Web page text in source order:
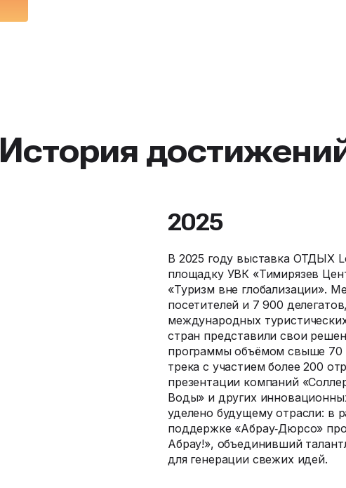
История
2025
В 2025 году выставка ОТДЫХ
площадку УВК «Тимирязев
«Туризм вне глобализации».
посетителей и 7 900
международных
стран представили свои
программы объёмом свыше 70
трека с участием более 200
презентации компаний
Воды» и других
уделено будущему отрасли: в
поддержке «Абрау‑Дюрсо»
Абрау!», объединивший
для генерации свежих идей.